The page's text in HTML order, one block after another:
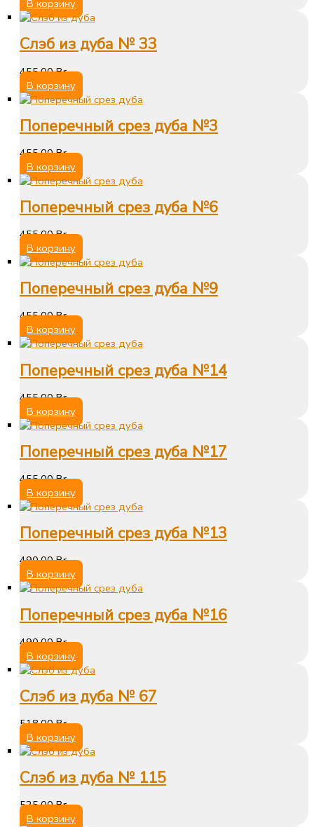
В корзину
Слэб из дуба № 33
455,00Br
В корзину
Поперечный срез дуба №3
455,00Br
В корзину
Поперечный срез дуба №6
455,00Br
В корзину
Поперечный срез дуба №9
455,00Br
В корзину
Поперечный срез дуба №14
455,00Br
В корзину
Поперечный срез дуба №17
455,00Br
В корзину
Поперечный срез дуба №13
490,00Br
В корзину
Поперечный срез дуба №16
490,00Br
В корзину
Слэб из дуба № 67
518,00Br
В корзину
Слэб из дуба № 115
525,00Br
В корзину